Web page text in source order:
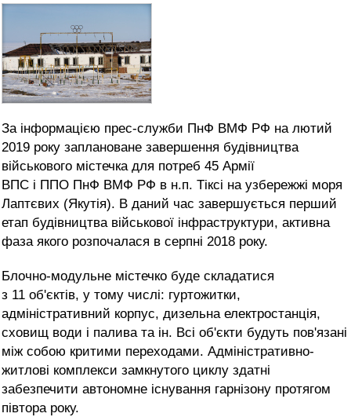
За інформацією прес-служби ПнФ ВМФ РФ на лютий
2019 року заплановане завершення будівництва
військового містечка для потреб 45 Армії
ВПС і ППО ПнФ ВМФ РФ в н.п. Тіксі на узбережжі моря
Лаптєвих (Якутія). В даний час завершується перший
етап будівництва військової інфраструктури, активна
фаза якого розпочалася в серпні 2018 року.
Блочно-модульне містечко буде складатися
з 11 об'єктів, у тому числі: гуртожитки,
адміністративний корпус, дизельна електростанція,
сховищ води і палива та ін. Всі об'єкти будуть пов'язані
між собою критими переходами. Адміністративно-
житлові комплекси замкнутого циклу здатні
забезпечити автономне існування гарнізону протягом
півтора року.